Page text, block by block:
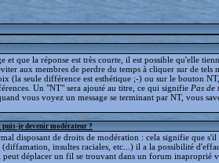
et que la réponse est très courte, il est possible qu'elle
aux membres de perdre du temps à cliquer sur de tels
(la seule différence est esthétique ;-) ou sur le bouton
Un "NT" sera ajouté au titre, ce qui signifie Pas de
vous voyez un message se terminant par NT, vous
je devenir modérateur ?
disposant de droits de modération : cela signifie que
(diffamation, insultes raciales, etc...) il a la possibilité
peut déplacer un fil se trouvant dans un forum inaproprié